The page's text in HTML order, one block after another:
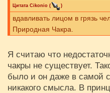
Цитата Cikоnio ( )
вдавливать лицом в грязь
Природная Чакра.
Я считаю что
чакры не существует.
было и он даже в самой
никакого смысла. В